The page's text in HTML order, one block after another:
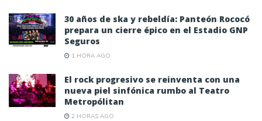
30 años de ska y rebeldía: Panteón Rococó
prepara un cierre épico en el Estadio GNP
Seguros
1 HORA AGO
El rock progresivo se reinventa con una
nueva piel sinfónica rumbo al Teatro
Metropólitan
2 HORAS AGO